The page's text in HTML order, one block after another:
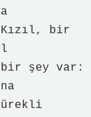
Kızıl, bir
bir şey var: